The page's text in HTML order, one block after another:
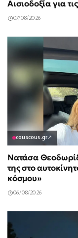
Αισιοδοξία για
07/08/2026
couscous.gr↗
Νατάσα
της στο
κόσμου»
06/08/2026